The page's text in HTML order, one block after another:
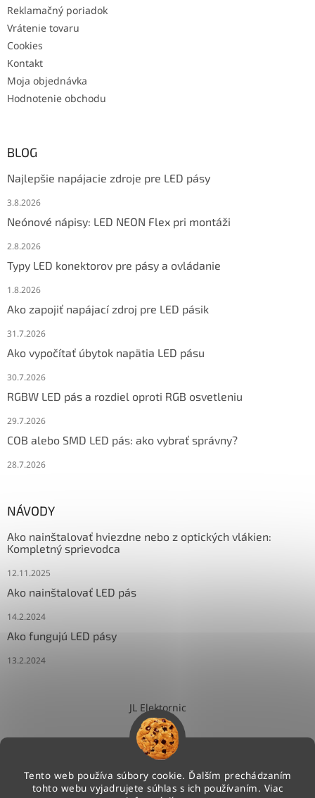
Tento web používa súbory cookie. Ďalším prechádzaním
tohto webu vyjadrujete súhlas s ich používaním. Viac
Reklamačný poriadok
Vrátenie tovaru
Cookies
Kontakt
Moja objednávka
Hodnotenie obchodu
BLOG
Najlepšie napájacie zdroje pre LED pásy
3.8.2026
Neónové nápisy: LED NEON Flex pri montáži
2.8.2026
Typy LED konektorov pre pásy a ovládanie
1.8.2026
Ako zapojiť napájací zdroj pre LED pásik
31.7.2026
Ako vypočítať úbytok napätia LED pásu
30.7.2026
RGBW LED pás a rozdiel oproti RGB osvetleniu
29.7.2026
COB alebo SMD LED pás: ako vybrať správny?
28.7.2026
NÁVODY
Ako nainštalovať hviezdne nebo z optických vlákien:
Kompletný sprievodca
12.11.2025
Ako nainštalovať LED pás
14.2.2024
Ako fungujú LED pásy
13.2.2024
JL Elektornic